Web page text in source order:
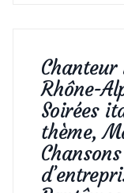
Rhône-
Soirées
thème,